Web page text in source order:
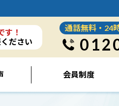
す！
ださい
通話無料・24
会員制度